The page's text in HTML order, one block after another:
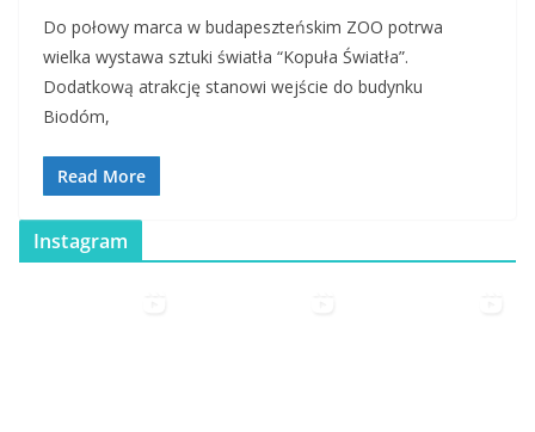
Do połowy marca w budapeszteńskim ZOO potrwa
wielka wystawa sztuki światła “Kopuła Światła”.
Dodatkową atrakcję stanowi wejście do budynku
Biodóm,
Read More
Instagram